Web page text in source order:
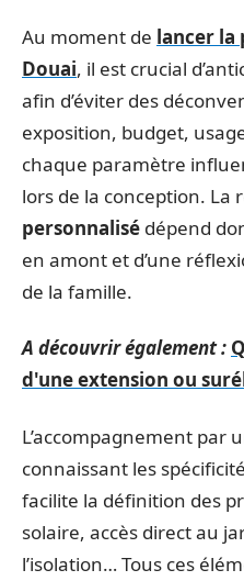
Au moment de lancer la
Douai, il est crucial
afin d’éviter des
exposition, budget,
chaque paramètre
lors de la conception. La
personnalisé dépend
en amont et d’une
de la famille.
A découvrir également :
d'une extension ou
L’accompagnement par
connaissant les
facilite la définition des
solaire, accès direct au
l’isolation… Tous ces